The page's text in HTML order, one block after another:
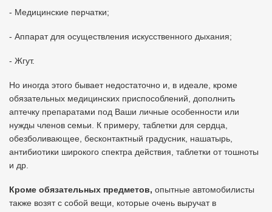
- Медицинские перчатки;
- Аппарат для осуществления искусственного дыхания;
- Жгут.
Но иногда этого бывает недостаточно и, в идеале, кроме
обязательных медицинских приспособлений, дополнить
аптечку препаратами под Ваши личные особенности или
нужды членов семьи. К примеру, таблетки для сердца,
обезболивающее, бесконтактный градусник, нашатырь,
антибиотики широкого спектра действия, таблетки от тошноты
и др.
Кроме обязательных предметов, опытные автомобилисты
также возят с собой вещи, которые очень выручат в